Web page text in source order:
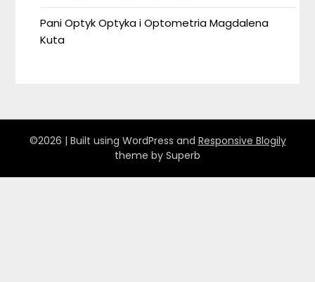
Pani Optyk Optyka i Optometria Magdalena
Kuta
©2026 | Built using WordPress and Responsive Blogily
theme by Superb